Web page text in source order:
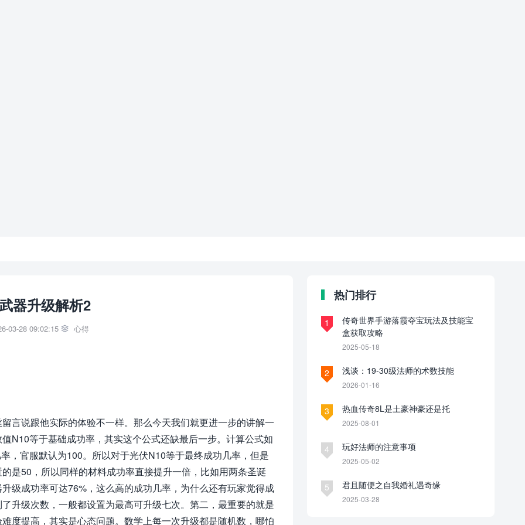
器升级解析2
03-28 09:02:15  心得
言说跟他实际的体验不一样。那么今天我们就更进一步的讲解一
N10等于基础成功率，其实这个公式还缺最后一步。计算公式如
，官服默认为100。所以对于光伏N10等于最终成功几率，但是
是50，所以同样的材料成功率直接提升一倍，比如用两条圣诞
级成功率可达76%，这么高的成功几率，为什么还有玩家觉得成
升级次数，一般都设置为最高可升级七次。第二，最重要的就是
度提高，其实是心态问题。数学上每一次升级都是随机数，哪怕
热门排行
1
传奇世界手游落霞夺宝玩法及技能宝
盒获取攻略
2025-05-18
2 浅谈：19-30级法师的术数技能
2026-01-16
3 热血传奇8L是土豪神豪还是托
2025-08-01
4 玩好法师的注意事项
2025-05-02
5 君且随便之自我婚礼遇奇缘
2025-03-28